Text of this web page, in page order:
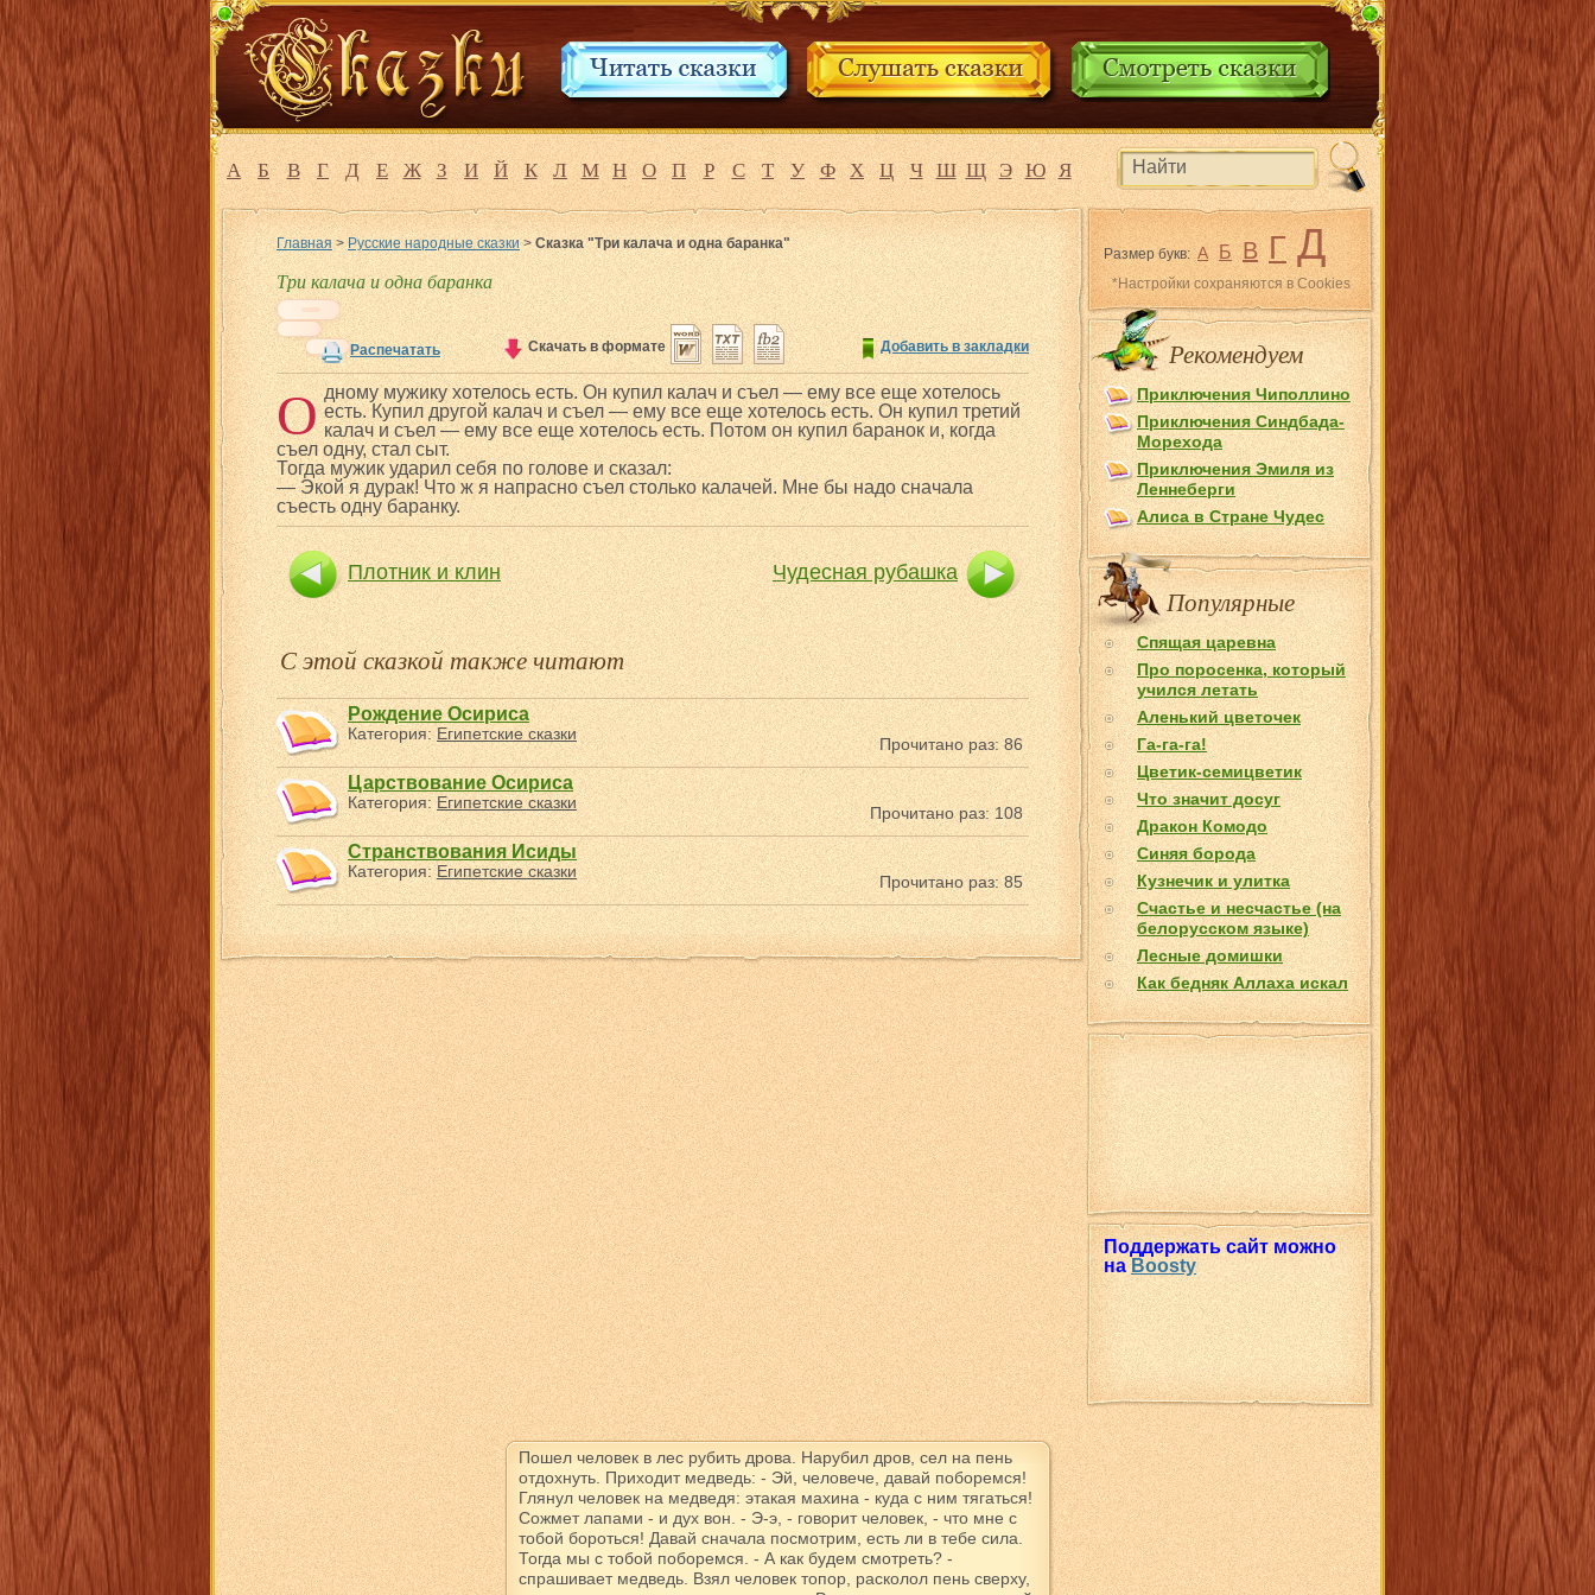
А Б В Г Д Е Ж З И Й К Л М Н О П Р С Т У Ф Х Ц Ч Ш Щ Э Ю Я
Размер букв: А Б В Г Д
*Настройки сохраняются в Cookies
Рекомендуем
Приключения Чиполлино
Приключения Синдбада-
Морехода
Приключения Эмиля из
Лeннеберги
Алиса в Стране Чудес
Популярные
Спящая царевна
Про поросенка, который
учился летать
Аленький цветочек
Га-га-га!
Цветик-семицветик
Что значит досуг
Дракон Комодо
Синяя борода
Кузнечик и улитка
Счастье и несчастье (на
белорусском языке)
Лесные домишки
Как бедняк Аллаха искал
Поддержать сайт можно
наBoosty
Главная >Русские народные сказки> Сказка "Три калача и одна баранка"
Три калача и одна баранка
Распечатать Добавить в закладки
Скачать в формате
О дному мужику хотелось есть. Он купил калач и съел — ему все еще хотелось
есть. Купил другой калач и съел — ему все еще хотелось есть. Он купил третий
калач и съел — ему все еще хотелось есть. Потом он купил баранок и, когда
съел одну, стал сыт.
Тогда мужик ударил себя по голове и сказал:
— Экой я дурак! Что ж я напрасно съел столько калачей. Мне бы надо сначала
съесть одну баранку.
Плотник и клин Чудесная рубашка
С этой сказкой также читают
Рождение Осириса
Категория:Египетские сказки
Прочитано раз: 86
Царствование Осириса
Категория:Египетские сказки
Прочитано раз: 108
Странствования Исиды
Категория:Египетские сказки
Прочитано раз: 85
Пошел человек в лес рубить дрова. Нарубил дров, сел на пень
отдохнуть. Приходит медведь: - Эй, человече, давай поборемся!
Глянул человек на медведя: этакая махина - куда с ним тягаться!
Сожмет лапами - и дух вон. - Э-э, - говорит человек, - что мне с
тобой бороться! Давай сначала посмотрим, есть ли в тебе сила.
Тогда мы с тобой поборемся. - А как будем смотреть? -
спрашивает медведь. Взял человек топор, расколол пень сверху,